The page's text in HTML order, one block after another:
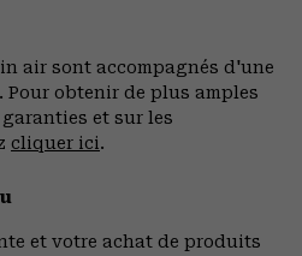
air sont accompagnés d'une
Pour obtenir de plus amples
et sur les
cliquer ici.
et votre achat de produits